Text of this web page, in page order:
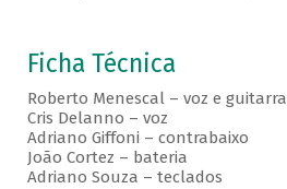
Ficha Técnica
Roberto Menescal – voz e guitarra
Cris Delanno – voz
Adriano Giffoni – contrabaixo
João Cortez – bateria
Adriano Souza – teclados